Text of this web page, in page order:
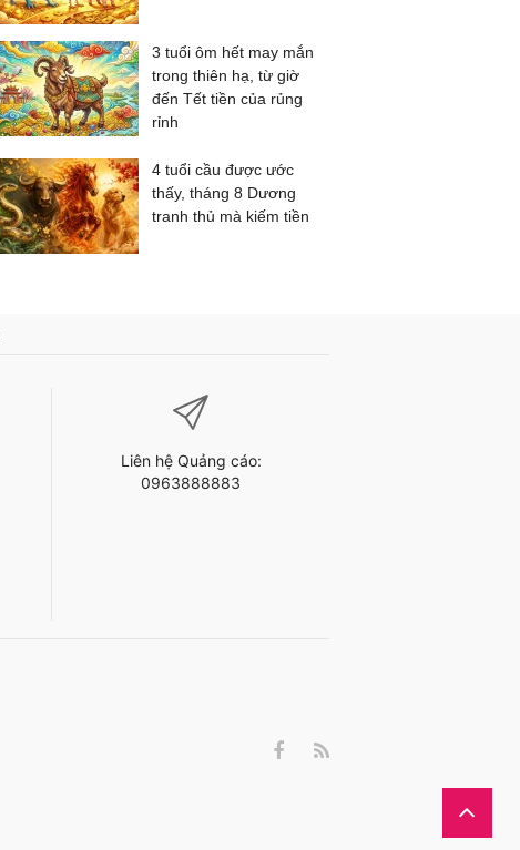
3 tuổi ôm hết may mắn
trong thiên hạ, từ giờ
đến Tết tiền của rủng
rỉnh
4 tuổi cầu được ước
thấy, tháng 8 Dương
tranh thủ mà kiếm tiền
Liên hệ Quảng cáo:
0963888883